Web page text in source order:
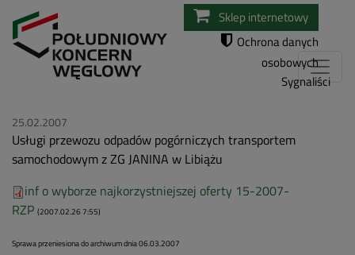
Przejdź
do
Sklep internetowy
Ochrona danych
osobowych
Sygnaliści
25.02.2007
Usługi przewozu odpadów pogórniczych transportem
samochodowym z ZG JANINA w Libiążu
inf o wyborze najkorzystniejszej oferty 15-2007-
RZP (2007.02.26 7:55)
Sprawa przeniesiona do archiwum dnia 06.03.2007